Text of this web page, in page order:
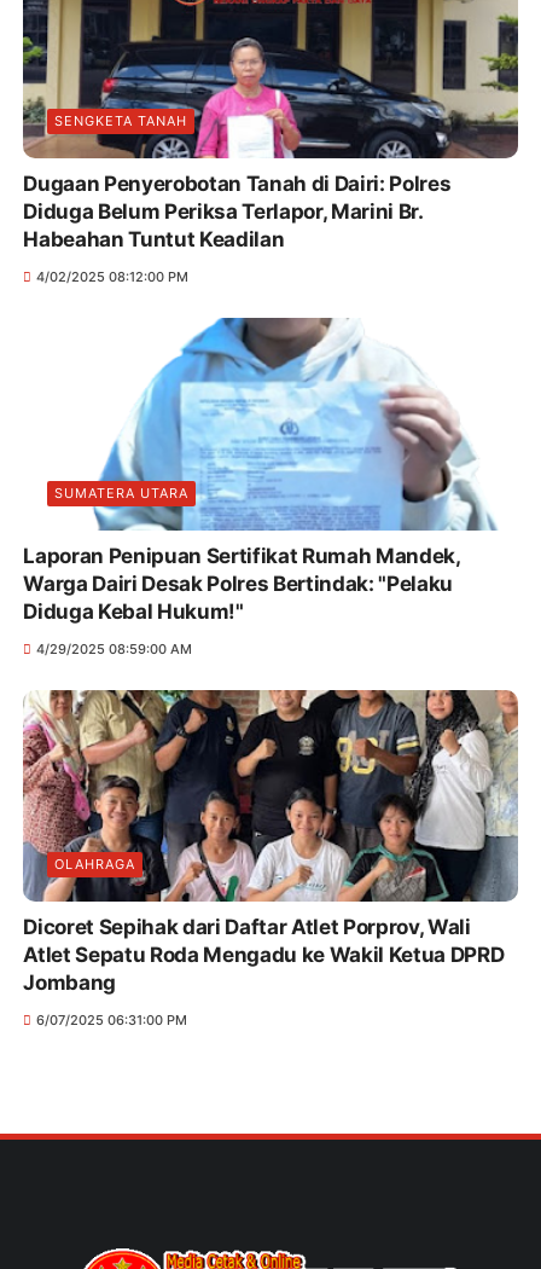
SENGKETA TANAH
Dugaan Penyerobotan Tanah di Dairi: Polres
Diduga Belum Periksa Terlapor, Marini Br.
Habeahan Tuntut Keadilan
4/02/2025 08:12:00 PM
SUMATERA UTARA
Laporan Penipuan Sertifikat Rumah Mandek,
Warga Dairi Desak Polres Bertindak: "Pelaku
Diduga Kebal Hukum!"
4/29/2025 08:59:00 AM
OLAHRAGA
Dicoret Sepihak dari Daftar Atlet Porprov, Wali
Atlet Sepatu Roda Mengadu ke Wakil Ketua DPRD
Jombang
6/07/2025 06:31:00 PM